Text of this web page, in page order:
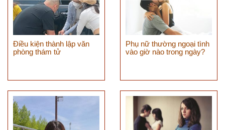
Điều kiện thành lập văn
phòng thám tử
Phụ nữ thường ngoại tình
vào giờ nào trong ngày?